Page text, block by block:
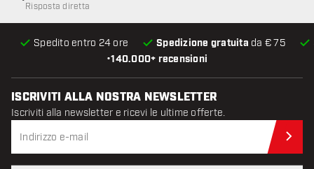
•140.000+ recensioni
Spedito entro 24 ore Spedizione gratuita da € 75
Risposta diretta
ISCRIVITI ALLA NOSTRA NEWSLETTER
Iscriviti alla newsletter e ricevi le ultime offerte.